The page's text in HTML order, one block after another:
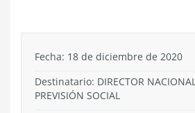
Fecha: 18 de diciembre de 2020
Destinatario: DIRECTOR
PREVISIÓN SOCIAL